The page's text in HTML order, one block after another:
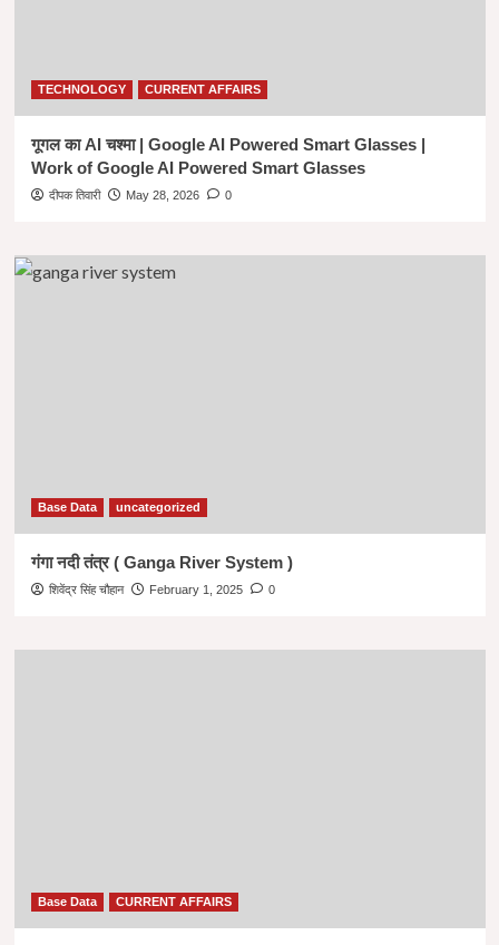
TECHNOLOGY CURRENT AFFAIRS
गूगल का AI चश्मा | Google AI Powered Smart Glasses |
Work of Google AI Powered Smart Glasses
दीपक तिवारी May 28, 2026 0
Base Data uncategorized
गंगा नदी तंत्र ( Ganga River System )
शिवेंद्र सिंह चौहान February 1, 2025 0
Base Data CURRENT AFFAIRS